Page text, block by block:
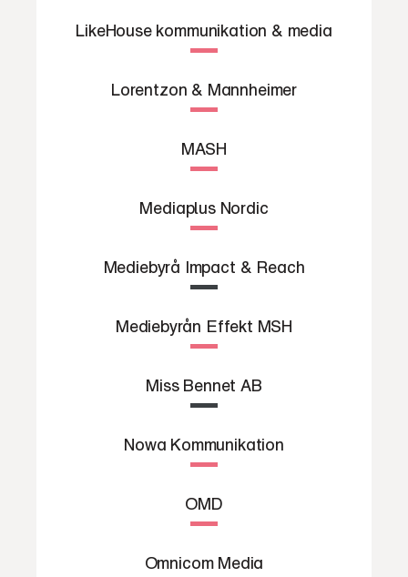
LikeHouse kommunikation & media
Lorentzon & Mannheimer
MASH
Mediaplus Nordic
Mediebyrå Impact & Reach
Mediebyrån Effekt MSH
Miss Bennet AB
Nowa Kommunikation
OMD
Omnicom Media